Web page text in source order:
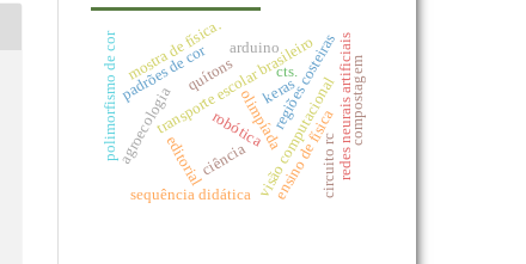
editorial
olimpíada
transporte escolar brasileiro
padrões de cor
polimorfismo de cor quítons regiões costeiras
robótica redes neurais artificiais
visão computacional
keras
mostra de física.
sequência didática
cts.
agroecologia compostagem
ensino de física
ciência
arduino
circuito rc